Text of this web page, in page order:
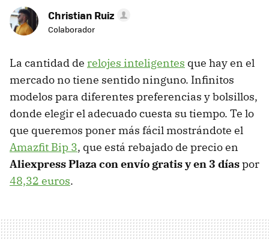
Christian Ruiz
Colaborador
La cantidad de relojes inteligentes que hay en el
mercado no tiene sentido ninguno. Infinitos
modelos para diferentes preferencias y bolsillos,
donde elegir el adecuado cuesta su tiempo. Te lo
que queremos poner más fácil mostrándote el
Amazfit Bip 3, que está rebajado de precio en
Aliexpress Plaza con envío gratis y en 3 díaspor
48,32 euros.